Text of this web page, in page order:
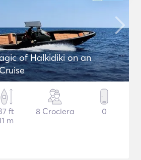
of Halkidiki on an
ft
m
8 Crociera 0